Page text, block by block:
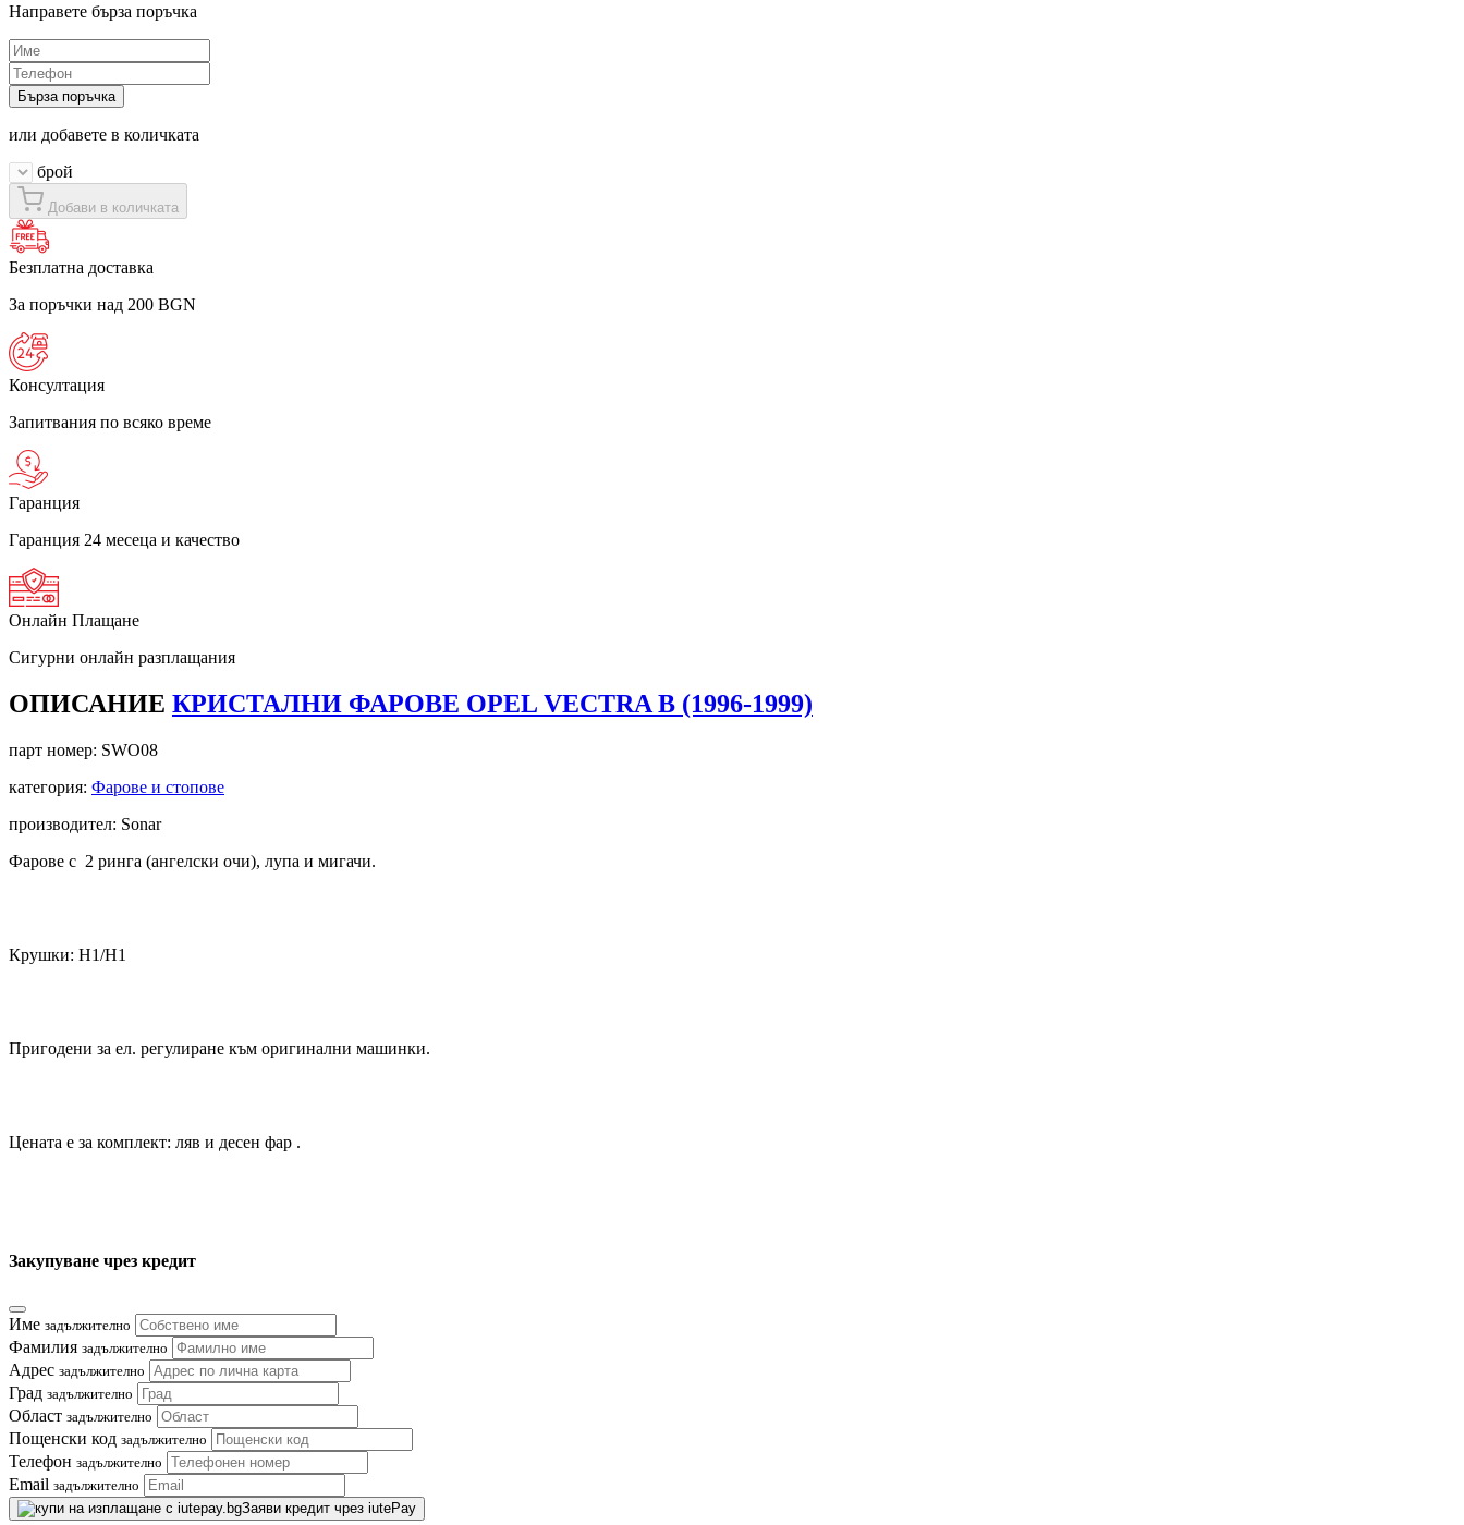
Направете бърза поръчка
Бърза поръчка
или добавете в количката
брой
Добави в количката
Безплатна доставка
За поръчки над 200 BGN
Консултация
Запитвания по всяко време
Гаранция
Гаранция 24 месеца и качество
Онлайн Плащане
Сигурни онлайн разплащания
ОПИСАНИЕ КРИСТАЛНИ ФАРОВЕ OPEL VECTRA B (1996-1999)
парт номер: SWO08
категория: Фарове и стопове
производител: Sonar
Фарове с 2 ринга (ангелски очи), лупа и мигачи.
Крушки: Н1/Н1
Пригодени за ел. регулиране към оригинални машинки.
Цената е за комплект: ляв и десен фар .
Закупуване чрез кредит
Име задължително
Фамилия задължително
Адрес задължително
Град задължително
Област задължително
Пощенски код задължително
Телефон задължително
Email задължително
Заяви кредит чрез iutePay